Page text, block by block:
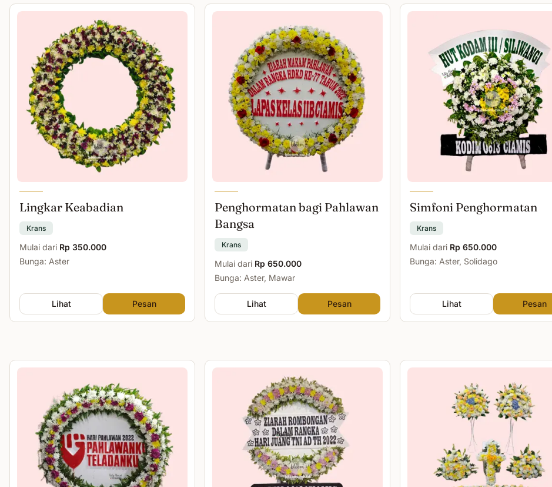
Lingkar Keabadian
Krans
Mulai dari Rp 350.000
Bunga: Aster
Lihat Pesan
Penghormatan bagi Pahlawan
Bangsa
Krans
Mulai dari Rp 650.000
Bunga: Aster, Mawar
Lihat Pesan
Simfoni Penghormatan
Krans
Mulai dari Rp 650.000
Bunga: Aster, Solidago
Lihat Pesan